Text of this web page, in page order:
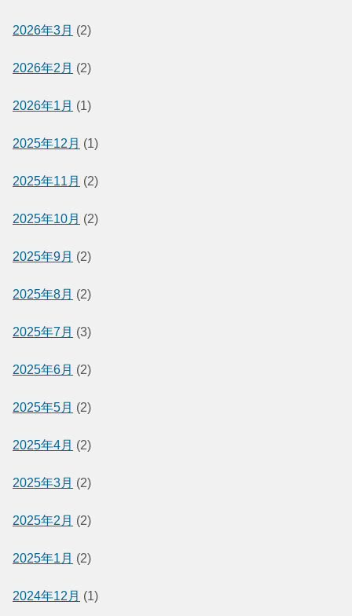
2026年3月 (2)
2026年2月 (2)
2026年1月 (1)
2025年12月 (1)
2025年11月 (2)
2025年10月 (2)
2025年9月 (2)
2025年8月 (2)
2025年7月 (3)
2025年6月 (2)
2025年5月 (2)
2025年4月 (2)
2025年3月 (2)
2025年2月 (2)
2025年1月 (2)
2024年12月 (1)